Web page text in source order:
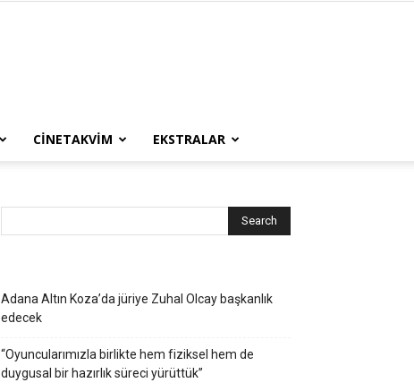
CINETAKVIM EKSTRALAR
Adana Altın Koza’da jüriye Zuhal Olcay başkanlık
edecek
“Oyuncularımızla birlikte hem fiziksel hem de
duygusal bir hazırlık süreci yürüttük”